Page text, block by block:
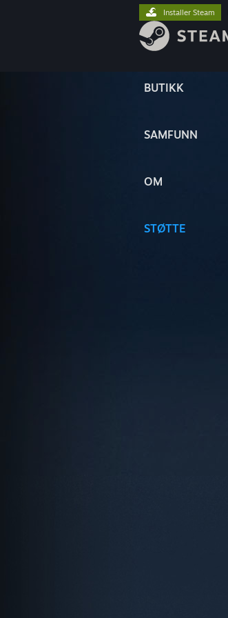
BUTIKK
SAMFUNN
OM
STØTTE
Installer Steam